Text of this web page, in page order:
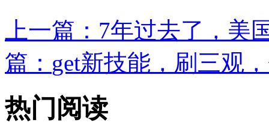
上一篇： 7年过去了，美
篇： get新技能，刷三观
热门阅读